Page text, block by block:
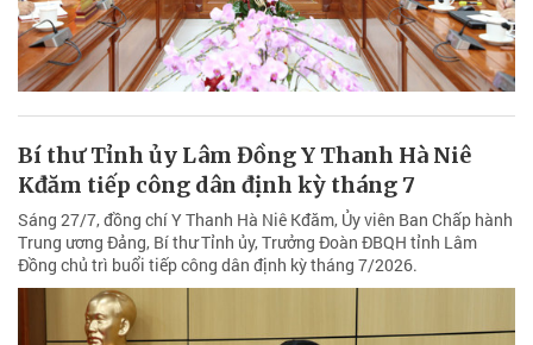
Bí thư Tỉnh ủy Lâm Đồng Y Thanh Hà Niê
Kđăm tiếp công dân định kỳ tháng 7
Sáng 27/7, đồng chí Y Thanh Hà Niê Kđăm, Ủy viên Ban Chấp hành
Trung ương Đảng, Bí thư Tỉnh ủy, Trưởng Đoàn ĐBQH tỉnh Lâm
Đồng chủ trì buổi tiếp công dân định kỳ tháng 7/2026.